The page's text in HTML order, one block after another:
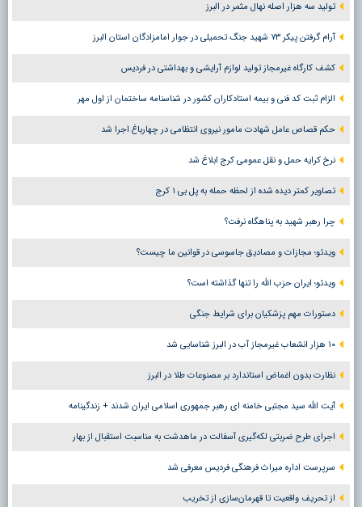
تولید سه هزار اصله نهال مثمر در البرز
آرام گرفتن پیکر ۷۳ شهید جنگ تحمیلی در جوار امامزادگان استان البرز
کشف کارگاه غیرمجاز تولید لوازم آرایشی و بهداشتی در فردیس
الزام ثبت کد فنی و بیمه استادکاران کشور در شناسنامه ساختمان از اول مهر
حکم قصاص عامل شهادت مامور نیروی انتظامی در چهارباغ اجرا شد
نرخ کرایه حمل و نقل عمومی کرج ابلاغ شد
تصاویر کمتر دیده شده از لحظه حمله به پل بی ۱ کرج
چرا رهبر شهید به پناهگاه نرفت؟
ویدئو؛ مجازات و مصادیق جاسوسی در قوانین ما چیست؟
ویدئو؛ ایران حزب الله را تنها گذاشته است؟
دستورات مهم پزشکیان برای شرایط جنگی
۱۰ هزار انشعاب غیرمجاز آب در البرز شناسایی شد
نظارت بدون اغماض استاندارد بر مصنوعات طلا در البرز
آیت الله سید مجتبی خامنه ای رهبر جمهوری اسلامی ایران شدند + زندگینامه
اجرای طرح ضربتی لکه‌گیری آسفالت در ماهدشت به مناسبت استقبال از بهار
سرپرست اداره میراث فرهنگی فردیس معرفی شد
از تحریف واقعیت تا قهرمان‌سازی از تخریب